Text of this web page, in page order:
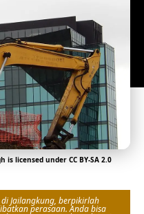
is licensed under CC BY-SA 2.0
Jailangkung, berpikirlah
perasaan. Anda bisa